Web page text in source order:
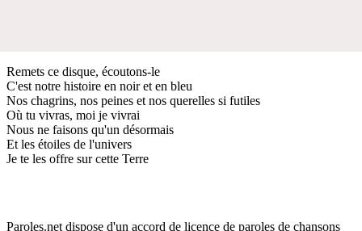
Remets ce disque, écoutons-le
C'est notre histoire en noir et en bleu
Nos chagrins, nos peines et nos querelles si futiles
Où tu vivras, moi je vivrai
Nous ne faisons qu'un désormais
Et les étoiles de l'univers
Je te les offre sur cette Terre
Paroles.net dispose d'un accord de licence de paroles de chansons